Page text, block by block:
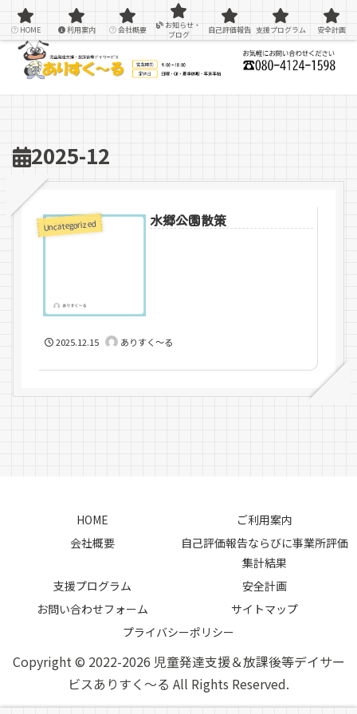
感覚統合療法を用いた療育＆支援
2025-12
Uncategorized 水郷公園散策
2025.12.15 ありすく～る
HOME
ご利用案内
会社概要
自己評価報告ならびに事業所評価
集計結果
支援プログラム
安全計画
お問い合わせフォーム
サイトマップ
プライバシーポリシー
Copyright © 2022-2026 児童発達支援＆放課後等デイサー
ビスありすく～る All Rights Reserved.
HOME 利用案内 会社概要
お知らせ・
ブログ
自己評価報告 支援プログラム 安全計画